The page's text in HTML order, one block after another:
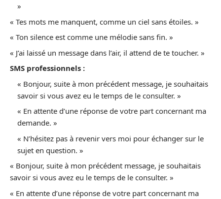
»
« Tes mots me manquent, comme un ciel sans étoiles. »
« Ton silence est comme une mélodie sans fin. »
« J’ai laissé un message dans l’air, il attend de te toucher. »
SMS professionnels :
« Bonjour, suite à mon précédent message, je souhaitais
savoir si vous avez eu le temps de le consulter. »
« En attente d’une réponse de votre part concernant ma
demande. »
« N’hésitez pas à revenir vers moi pour échanger sur le
sujet en question. »
« Bonjour, suite à mon précédent message, je souhaitais
savoir si vous avez eu le temps de le consulter. »
« En attente d’une réponse de votre part concernant ma